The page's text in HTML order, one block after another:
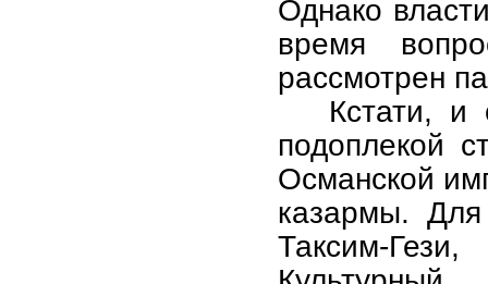
Однако
время
рассмотрен
Кстати,
подоплекой
Османской
казармы.
Таксим-